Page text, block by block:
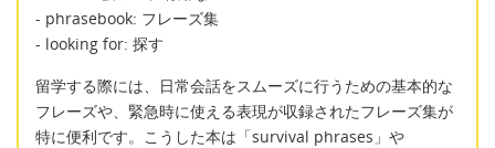
- phrasebook: フレーズ集
- looking for: 探す
留学する際には、日常会話をスムーズに行うための基本的な
フレーズや、緊急時に使える表現が収録されたフレーズ集が
特に便利です。こうした本は「survival phrases」や